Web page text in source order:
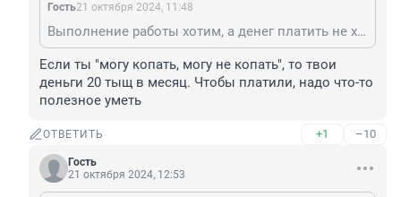
Гость21 октября 2024, 11:48
Выполнение работы хотим, а денег платить не хотим?
Если ты "могу копать, могу не копать", то твои
деньги 20 тыщ в месяц. Чтобы платили, надо что-то
полезное уметь
ОТВЕТИТЬ +1 –10
Гость
21 октября 2024, 12:53